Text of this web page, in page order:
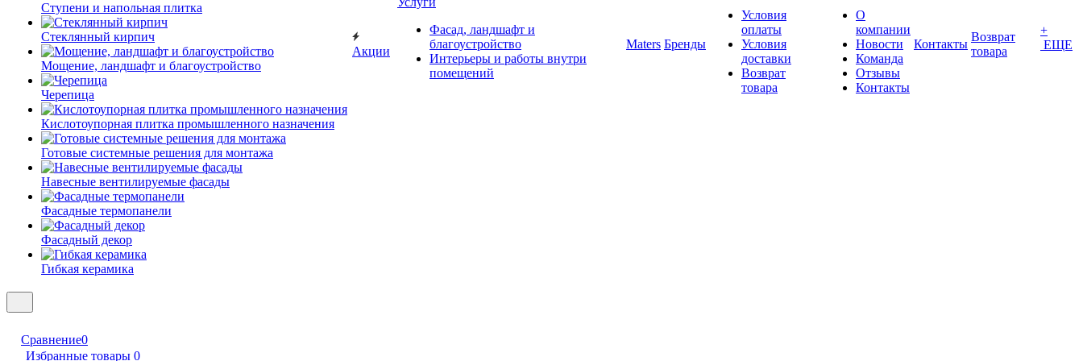
Ступени и напольная плитка
Cтеклянный кирпич
Мощение, ландшафт и благоустройство
Черепица
Кислотоупорная плитка промышленного назначения
Готовые системные решения для монтажа
Навесные вентилируемые фасады
Фасадные термопанели
Фасадный декор
Гибкая керамика
Акции
Фасад, ландшафт и
благоустройство
Интерьеры и работы внутри
помещений
Maters Бренды
Условия
оплаты
Условия
доставки
Возврат
товара
О
компании
Новости
Команда
Отзывы
Контакты
Контакты
Возврат
товара
+
ЕЩЕ
Сравнение0
Избранные товары 0